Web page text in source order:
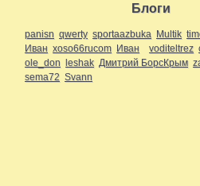
Блоги
panisn qwerty sportaazbuka Multik
Иван xoso66rucom Иван voditeltrez
ole_don leshak Дмитрий БорсКрым
sema72 Svann